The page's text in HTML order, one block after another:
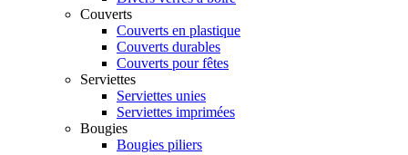
Couverts
Couverts en plastique
Couverts durables
Couverts pour fêtes
Serviettes
Serviettes unies
Serviettes imprimées
Bougies
Bougies piliers